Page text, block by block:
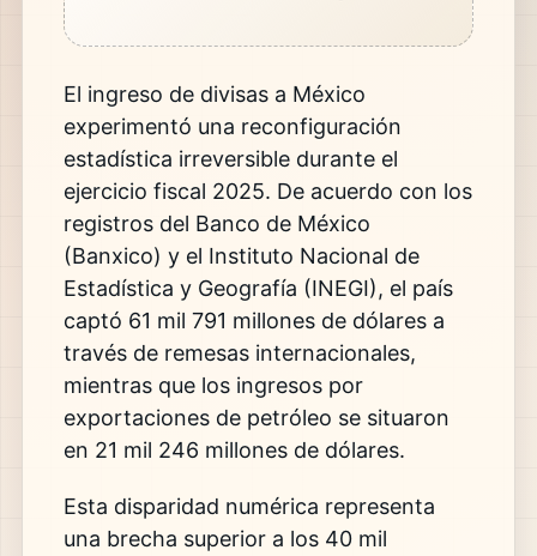
El ingreso de divisas a México
experimentó una reconfiguración
estadística irreversible durante el
ejercicio fiscal 2025. De acuerdo con los
registros del Banco de México
(Banxico) y el Instituto Nacional de
Estadística y Geografía (INEGI), el país
captó 61 mil 791 millones de dólares a
través de remesas internacionales,
mientras que los ingresos por
exportaciones de petróleo se situaron
en 21 mil 246 millones de dólares.
Esta disparidad numérica representa
una brecha superior a los 40 mil